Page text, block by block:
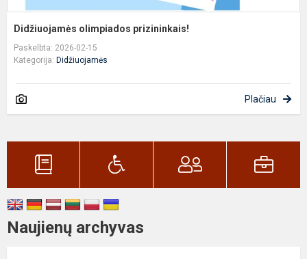
Didžiuojamės olimpiados prizininkais!
Paskelbta: 2026-02-15
Kategorija: Didžiuojamės
Plačiau
Naujienų archyvas